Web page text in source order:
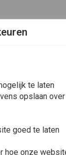
te laten
opslaan over
goed te laten
hoe onze